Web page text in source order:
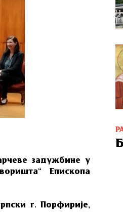
зaдужбинe у
Епископа
г. Порфирије,